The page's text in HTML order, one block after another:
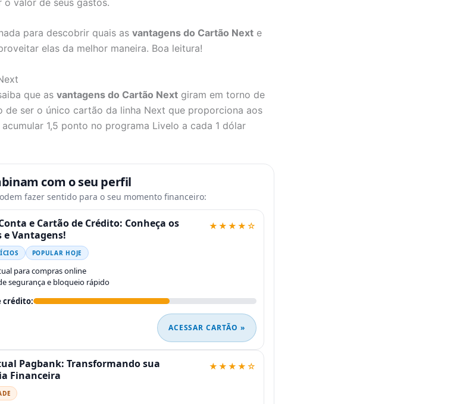
para descobrir quais as vantagens do Cartão Next e
elas da melhor maneira. Boa leitura!
que as vantagens do Cartão Next giram em torno de
de ser o único cartão da linha Next que proporciona aos
1,5 ponto no programa Livelo a cada 1 dólar
com o seu perfil
fazer sentido para o seu momento financeiro:
e Cartão de Crédito: Conheça os
e Vantagens!
★★★★☆
POPULAR HOJE
para compras online
segurança e bloqueio rápido
crédito:
ACESSAR CARTÃO »
Pagbank: Transformando sua
Financeira
★★★★☆